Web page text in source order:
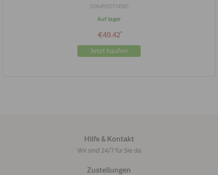
0064992714581
Auf lager
€49.42*
Jetzt kaufen
Hilfe & Kontakt
Wir sind 24/7 für Sie da
Zustellungen